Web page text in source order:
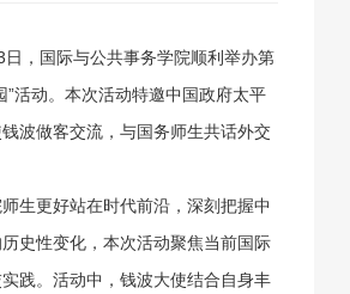
，国际与公共事务学院顺利举办第
”活动。本次活动特邀中国政府太平
波做客交流，与国务师生共话外交
生更好站在时代前沿，深刻把握中
史性变化，本次活动聚焦当前国际
践。活动中，钱波大使结合自身丰